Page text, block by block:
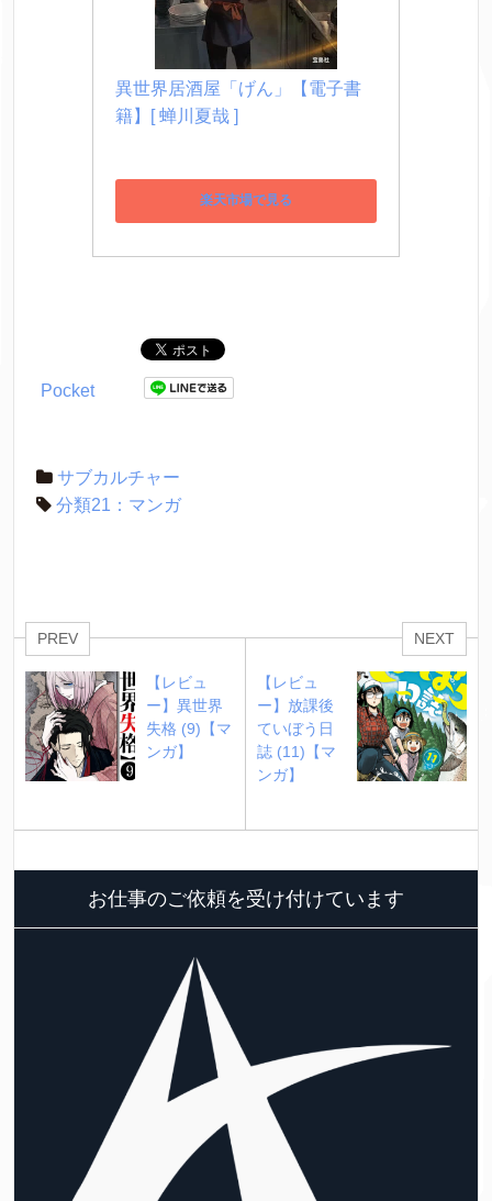
異世界居酒屋「げん」【電子書
籍】[ 蝉川夏哉 ]
楽天市場で見る
Pocket
サブカルチャー
分類21：マンガ
PREV
【レビュ
ー】異世界
失格 (9)【マ
ンガ】
NEXT
【レビュ
ー】放課後
ていぼう日
誌 (11)【マ
ンガ】
お仕事のご依頼を受け付けています